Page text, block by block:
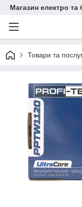
Магазин електро та
Товари та